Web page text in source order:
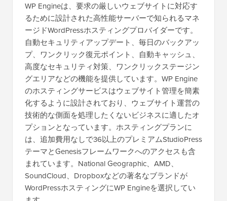
WP Engineは、要求の厳しいウェブサイトに対応す
るために設計された高性能サーバーで知られるマネ
ージドWordPressホスティングプロバイダーです。
自動セキュリティアップデート、毎日のバックアッ
プ、ワンクリック復元ポイント、自動キャッシュ、
高度なセキュリティ対策、ワンクリックステージン
グエリアなどの機能を提供しています。WP Engine
のホスティングサービスはウェブサイト管理を簡素
化するように設計されており、ウェブサイト運営の
技術的な側面を処理したくないビジネスに適したオ
プションとなっています。ホスティングプランに
は、追加費用なしで36以上のプレミアムStudioPress
テーマとGenesisフレームワークへのアクセスも含
まれています。National Geographic、AMD、
SoundCloud、Dropboxなどの著名なブランドが
WordPressホスティングにWP Engineを選択してい